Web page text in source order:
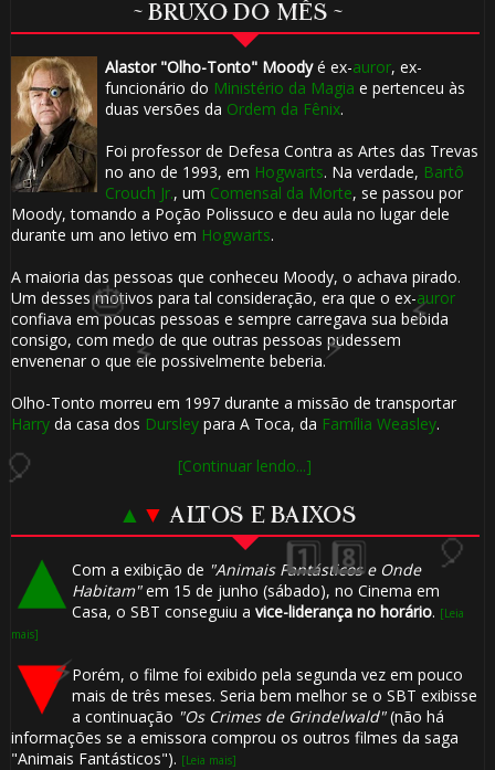
~ BRUXO DO MÊS ~
Alastor "Olho-Tonto" Moodyé ex-auror, ex-
funcionário do Ministério da Magia e pertenceu às
duas versões da Ordem da Fênix.
Foi professor de Defesa Contra as Artes das Trevas
no ano de 1993, em Hogwarts. Na verdade, Bartô
Crouch Jr., um Comensal da Morte, se passou por
Moody, tomando a Poção Polissuco e deu aula no lugar dele
durante um ano letivo em Hogwarts.
A maioria das pessoas que conheceu Moody, o achava pirado.
Um desses motivos para tal consideração, era que o ex-auror
confiava em poucas pessoas e sempre carregava sua bebida
consigo, com medo de que outras pessoas pudessem
envenenar o que ele possivelmente beberia.
Olho-Tonto morreu em 1997 durante a missão de transportar
Harryda casa dos Dursleypara A Toca, da Família Weasley.
[Continuar lendo...]
▲ ▼ ALTOS E BAIXOS
Com a exibição de "Animais Fantásticos e Onde
Habitam"em 15 de junho (sábado), no Cinema em
Casa, o SBT conseguiu a vice-liderança no horário. [Leia
mais]
Porém, o filme foi exibido pela segunda vez em pouco
mais de três meses. Seria bem melhor se o SBT exibisse
a continuação "Os Crimes de Grindelwald"(não há
informações se a emissora comprou os outros filmes da saga
"Animais Fantásticos"). [Leia mais]
⚡
1️⃣ 8️⃣
🎈
🎂
🎈
🎈
⚡